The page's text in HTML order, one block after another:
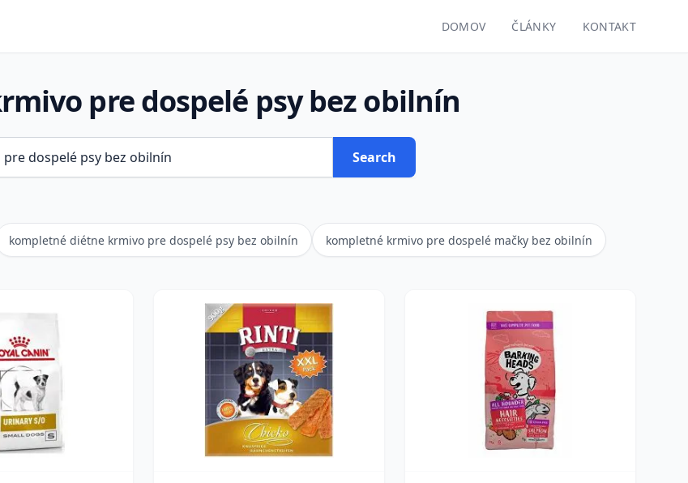
DOMOV ČLÁNKY KONTAKT
pre dospelé psy bez obilnín
Search
kompletné diétne krmivo pre dospelé psy bez obilnín kompletné krmivo pre dospelé mačky bez obilnín